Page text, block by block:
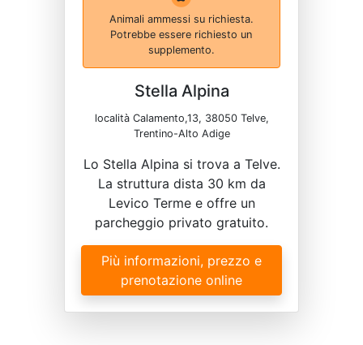
Animali ammessi su richiesta.
Potrebbe essere richiesto un
supplemento.
Stella Alpina
località Calamento,13, 38050 Telve,
Trentino-Alto Adige
Lo Stella Alpina si trova a Telve.
La struttura dista 30 km da
Levico Terme e offre un
parcheggio privato gratuito.
Più informazioni, prezzo e
prenotazione online